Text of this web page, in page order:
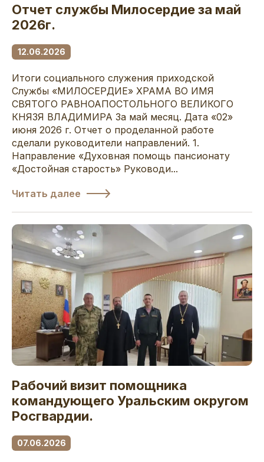
Отчет службы Милосердие за май
2026г.
12.06.2026
Итоги социального служения приходской
Службы «МИЛОСЕРДИЕ» ХРАМА ВО ИМЯ
СВЯТОГО РАВНОАПОСТОЛЬНОГО ВЕЛИКОГО
КНЯЗЯ ВЛАДИМИРА За май месяц. Дата «02»
июня 2026 г. Отчет о проделанной работе
сделали руководители направлений. 1.
Направление «Духовная помощь пансионату
«Достойная старость» Руководи...
Читать далее
Рабочий визит помощника
командующего Уральским округом
Росгвардии.
07.06.2026